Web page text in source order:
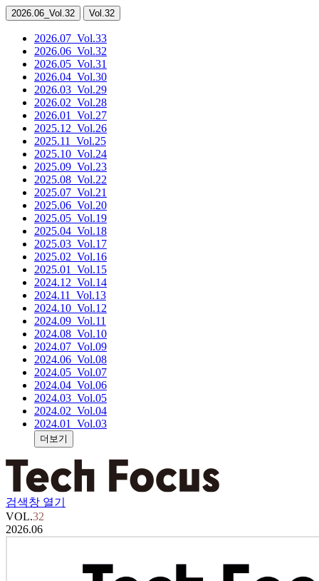
2026.06 _Vol.32 Vol.32
2026.07 _Vol.33
2026.06 _Vol.32
2026.05 _Vol.31
2026.04 _Vol.30
2026.03 _Vol.29
2026.02 _Vol.28
2026.01
_Vol.27
2025.12 _Vol.26
2025.11
_Vol.25
2025.10 _Vol.24
2025.09 _Vol.23
2025.08 _Vol.22
2025.07 _Vol.21
2025.06 _Vol.20
2025.05 _Vol.19
2025.04 _Vol.18
2025.03 _Vol.17
2025.02 _Vol.16
2025.01
_Vol.15
2024.12 _Vol.14
2024.11
_Vol.13
2024.10 _Vol.12
2024.09 _Vol.11
2024.08 _Vol.10
2024.07 _Vol.09
2024.06 _Vol.08
2024.05 _Vol.07
2024.04 _Vol.06
2024.03 _Vol.05
2024.02 _Vol.04
2024.01
_Vol.03
더보기
검색창 열기
VOL.32
2026.06